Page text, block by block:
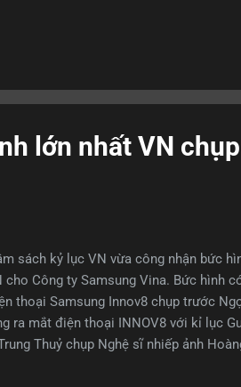
Anh xa rời môi trường sư phạm. Nơi
mình có nghề mà không có nghiệp.
chính từ năm 1993. Có lẽ, sự năng
lớn nhất VN
sách kỷ lục VN vừa công nhận bức
cho Công ty Samsung Vina. Bức hình
thoại Samsung Innov8 chụp trước
ra mắt điện thoại INNOV8 với kỉ lục
Thuỷ chụp Nghệ sĩ nhiếp ảnh